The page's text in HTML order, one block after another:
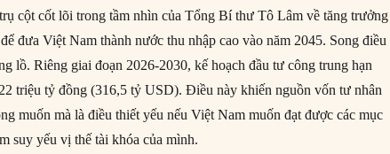
cột cốt lõi trong tầm nhìn của Tổng Bí thư Tô Lâm về tăng trưởng
đưa Việt Nam thành nước thu nhập cao vào năm 2045. Song điều
lồ. Riêng giai đoạn 2026-2030, kế hoạch đầu tư công trung hạn
triệu tỷ đồng (316,5 tỷ USD). Điều này khiến nguồn vốn tư nhân
muốn mà là điều thiết yếu nếu Việt Nam muốn đạt được các mục
suy yếu vị thế tài khóa của mình.